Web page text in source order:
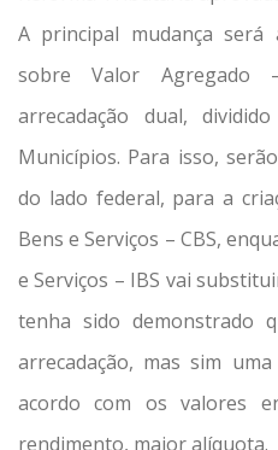
A principal mudança
sobre Valor Agregado
arrecadação dual,
Municípios. Para isso,
do lado federal, para a
Bens e Serviços – CBS,
e Serviços – IBS vai
tenha sido demonstrado
arrecadação, mas sim
acordo com os valores
rendimento, maior alíquota.